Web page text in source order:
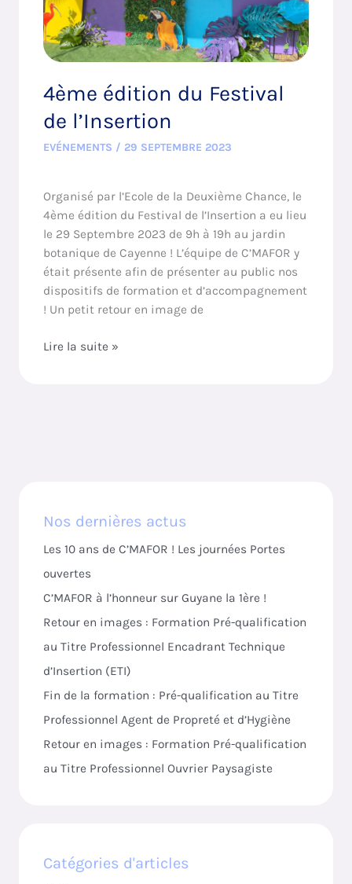
4ème édition du Festival
de l’Insertion
EVÉNEMENTS / 29 SEPTEMBRE 2023
Organisé par l’Ecole de la Deuxième Chance, le
4ème édition du Festival de l’Insertion a eu lieu
le 29 Septembre 2023 de 9h à 19h au jardin
botanique de Cayenne ! L’équipe de C’MAFOR y
était présente afin de présenter au public nos
dispositifs de formation et d’accompagnement
! Un petit retour en image de
Lire la suite »
Nos dernières actus
Les 10 ans de C’MAFOR ! Les journées Portes
ouvertes
C’MAFOR à l’honneur sur Guyane la 1ère !
Retour en images : Formation Pré-qualification
au Titre Professionnel Encadrant Technique
d’Insertion (ETI)
Fin de la formation : Pré-qualification au Titre
Professionnel Agent de Propreté et d’Hygiène
Retour en images : Formation Pré-qualification
au Titre Professionnel Ouvrier Paysagiste
Catégories d'articles